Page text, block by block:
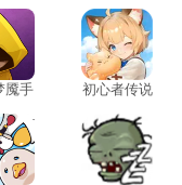
现实场景设计，让玩家在探
魇手
初心者传说